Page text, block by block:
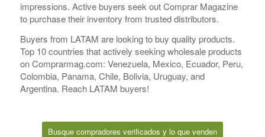
impressions. Active buyers seek out Comprar Magazine
to purchase their inventory from trusted distributors.
Buyers from LATAM are looking to buy quality products.
Top 10 countries that actively seeking wholesale products
on Comprarmag.com: Venezuela, Mexico, Ecuador, Peru,
Colombia, Panama, Chile, Bolivia, Uruguay, and
Argentina. Reach LATAM buyers!
Busque compradores verificados y lo que venden